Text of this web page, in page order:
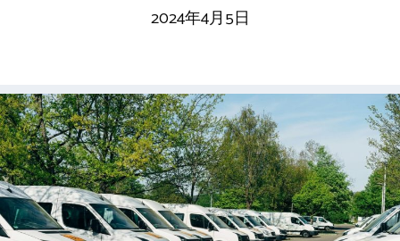
2024年4月5日